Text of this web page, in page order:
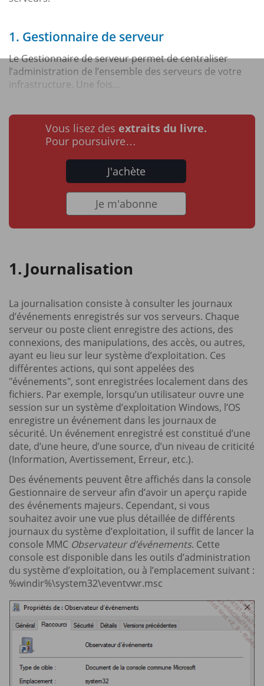
1. Gestionnaire de serveur
Le Gestionnaire de serveur permet de centraliser
l’administration de l’ensemble des serveurs de votre
infrastructure. Une fois...
Vous lisez des extraits du livre.
Pour poursuivre…
J'achète
Je m'abonne
Journalisation
La journalisation consiste à consulter les journaux
d’événements enregistrés sur vos serveurs. Chaque
serveur ou poste client enregistre des actions, des
connexions, des manipulations, des accès, ou autres,
ayant eu lieu sur leur système d’exploitation. Ces
différentes actions, qui sont appelées des
"événements", sont enregistrées localement dans des
fichiers. Par exemple, lorsqu’un utilisateur ouvre une
session sur un système d’exploitation Windows, l’OS
enregistre un événement dans les journaux de
sécurité. Un événement enregistré est constitué d’une
date, d’une heure, d’une source, d’un niveau de criticité
(Information, Avertissement, Erreur, etc.).
Des événements peuvent être affichés dans la console
Gestionnaire de serveur afin d’avoir un aperçu rapide
des événements majeurs. Cependant, si vous
souhaitez avoir une vue plus détaillée de différents
journaux du système d’exploitation, il suffit de lancer la
console MMC Observateur d’événements. Cette
console est disponible dans les outils d’administration
du système d’exploitation, ou à l’emplacement suivant :
%windir%\system32\eventvwr.msc